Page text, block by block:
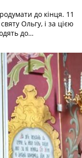
до кінця. 11
Ольгу, і за цією
до…